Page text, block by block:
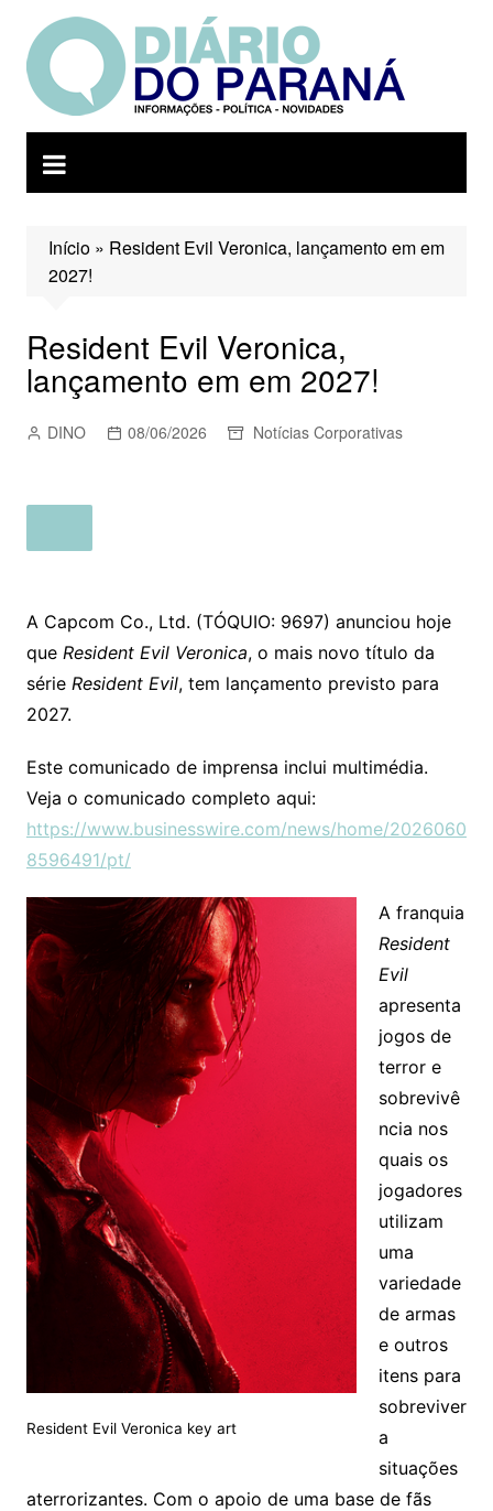
para
conteúdo
Início» Resident Evil Veronica, lançamento em em
2027!
Resident Evil Veronica,
lançamento em em 2027!
DINO 08/06/2026 Notícias Corporativas
A Capcom Co., Ltd. (TÓQUIO: 9697) anunciou hoje
que Resident Evil Veronica, o mais novo título da
série Resident Evil, tem lançamento previsto para
2027.
Este comunicado de imprensa inclui multimédia.
Veja o comunicado completo aqui:
https://www.businesswire.com/news/home/2026060
8596491/pt/
Resident Evil Veronica key art
A franquia
Resident
Evil
apresenta
jogos de
terror e
sobrevivê
ncia nos
quais os
jogadores
utilizam
uma
variedade
de armas
e outros
itens para
sobreviver
a
situações
aterrorizantes. Com o apoio de uma base de fãs